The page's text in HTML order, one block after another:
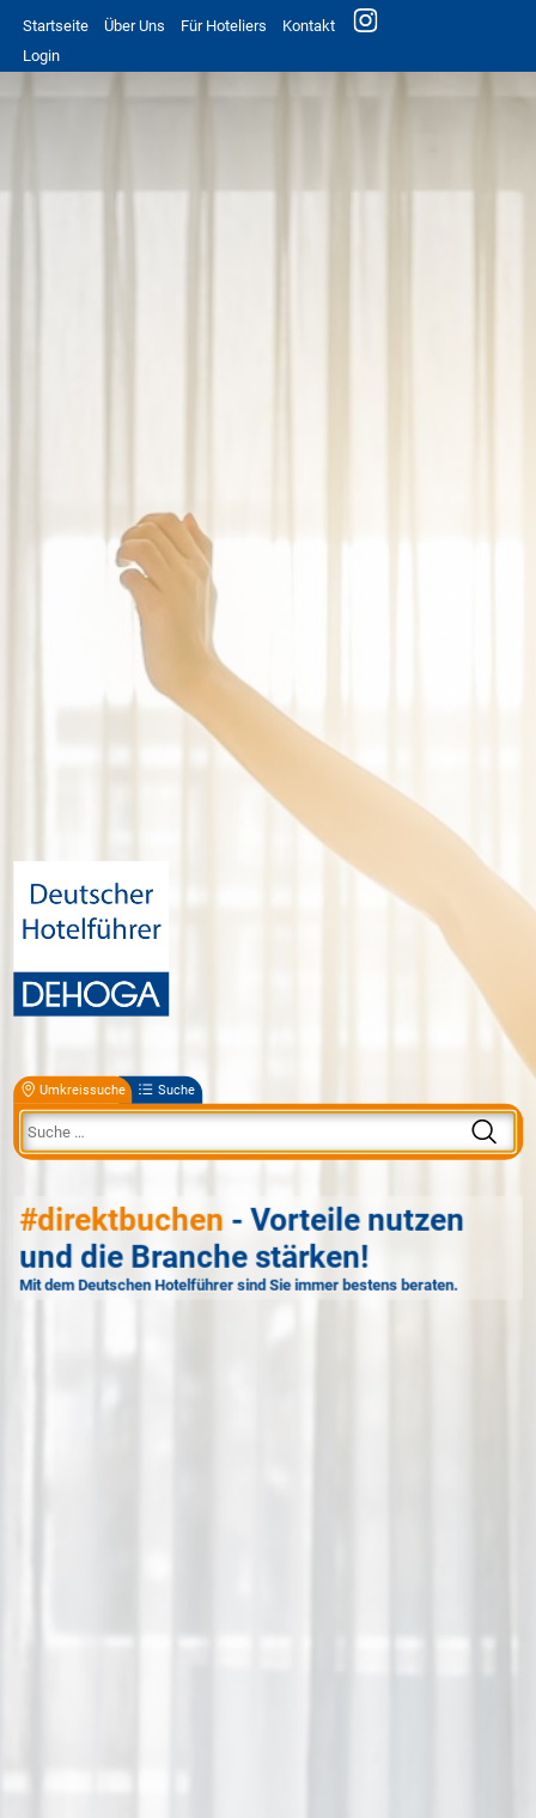
Startseite Über Uns Für Hoteliers
Kontakt
Login
Umkreissuche Suche
#direktbuchen - Vorteile nutzen
und die Branche stärken!
Mit dem Deutschen Hotelführer sind Sie immer bestens beraten.